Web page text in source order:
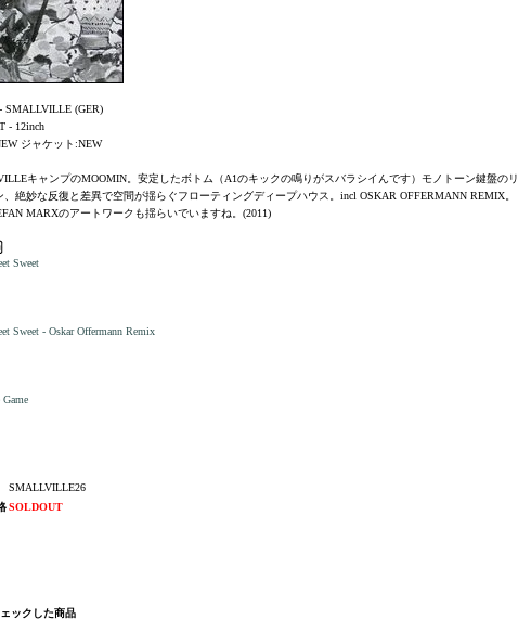
SMALLVILLE (GER)
- 12inch
ジャケット:NEW
キャンプのMOOMIN。安定したボトム（A1のキックの鳴りがスバラシイんです）モノトーン鍵盤のリ
、絶妙な反復と差異で空間が揺らぐフローティングディープハウス。incl OSKAR OFFERMANN REMIX。
MARXのアートワークも揺らいでいますね。(2011)
Sweet
Sweet - Oskar Offermann Remix
SMALLVILLE26
SOLDOUT
ックした商品